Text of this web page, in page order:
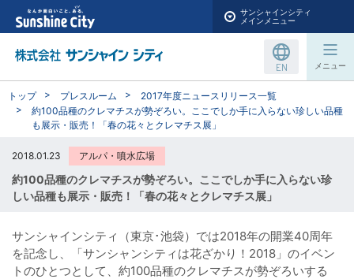
サンシャインシティ
メインメニュー
EN メニュー
トップ プレスルーム
2017年度ニュースリリース一覧
約100品種のクレマチスが勢ぞろい。ここでしか手に入らない珍しい品種
も展示・販売！「春の花々とクレマチス展」
2018.01.23 アルパ・噴水広場
約100品種のクレマチスが勢ぞろい。ここでしか手に入らない珍
しい品種も展示・販売！「春の花々とクレマチス展」
サンシャインシティ（東京･池袋）では2018年の開業40周年
を記念し、「サンシャンシティは花ざかり！2018」のイベン
トのひとつとして、約100品種のクレマチスが勢ぞろいする